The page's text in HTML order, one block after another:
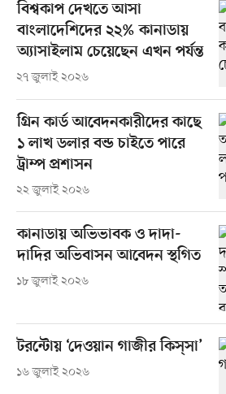
বিশ্বকাপ দেখতে আসা
বাংলাদেশিদের ২২% কানাডায়
অ্যাসাইলাম চেয়েছেন এখন পর্যন্ত
২৭ জুলাই ২০২৬
গ্রিন কার্ড আবেদনকারীদের কাছে
১ লাখ ডলার বন্ড চাইতে পারে
ট্রাম্প প্রশাসন
২২ জুলাই ২০২৬
কানাডায় অভিভাবক ও দাদা-
দাদির অভিবাসন আবেদন স্থগিত
১৮ জুলাই ২০২৬
টরন্টোয় ‘দেওয়ান গাজীর কিস্‌সা’
১৬ জুলাই ২০২৬